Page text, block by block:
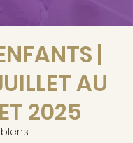
|
AU
2025